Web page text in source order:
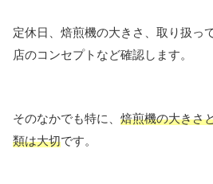
定休日、焙煎機の大きさ、取り扱っ
店のコンセプトなど確認します。
そのなかでも特に、 焙煎機の大きさ
類は大切です。